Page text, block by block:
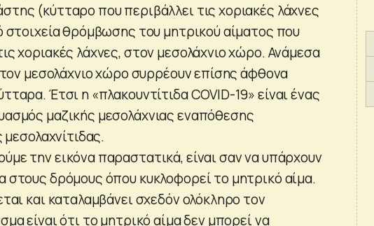
(κύτταρο που περιβάλλει τις χοριακές λάχνες
στοιχεία θρόμβωσης του μητρικού αίματος που
χοριακές λάχνες, στον μεσολάχνιο χώρο. Ανάμεσα
μεσολάχνιο χώρο συρρέουν επίσης άφθονα
Έτσι η «πλακουντίτιδα COVID-19» είναι ένας
μαζικής μεσολάχνιας εναπόθεσης
μεσολαχνίτιδας.
την εικόνα παραστατικά, είναι σαν να υπάρχουν
στους δρόμους όπου κυκλοφορεί το μητρικό αίμα.
και καταλαμβάνει σχεδόν ολόκληρο τον
είναι ότι το μητρικό αίμα δεν μπορεί να